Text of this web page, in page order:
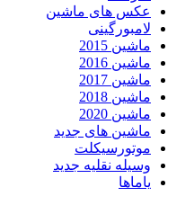
عکس های ماشین
لامبورگینی
ماشین 2015
ماشین 2016
ماشین 2017
ماشین 2018
ماشین 2020
ماشین های جدید
موتورسیکلت
وسیله نقلیه جدید
یاماها